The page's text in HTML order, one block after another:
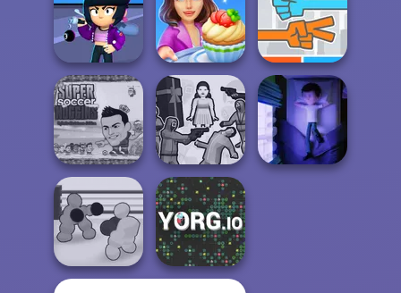
Brawl Stars
Sound
Cooking Stories:
Fun Cafe
Roshambo
Super Soccer
Noggins
Christmas
Squid Battle
Simulator